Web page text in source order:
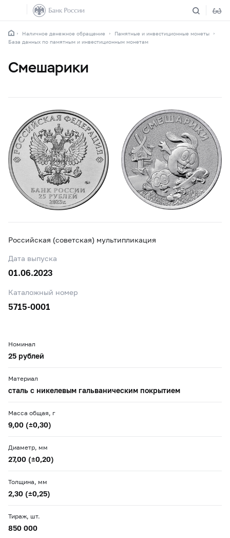
Наличное денежное обращение
Памятные и инвестиционные монеты
База данных по памятным и инвестиционным монетам
Смешарики
Российская (советская) мультипликация
Дата выпуска
01.06.2023
Каталожный номер
5715-0001
Номинал
25 рублей
Материал
сталь с никелевым гальваническим покрытием
Масса общая, г
9,00 (±0,30)
Диаметр, мм
27,00 (±0,20)
Толщина, мм
2,30 (±0,25)
Тираж, шт.
850 000